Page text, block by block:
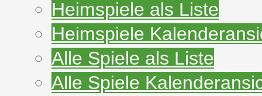
Heimspiele als Liste
Heimspiele
Alle Spiele als Liste
Alle Spiele